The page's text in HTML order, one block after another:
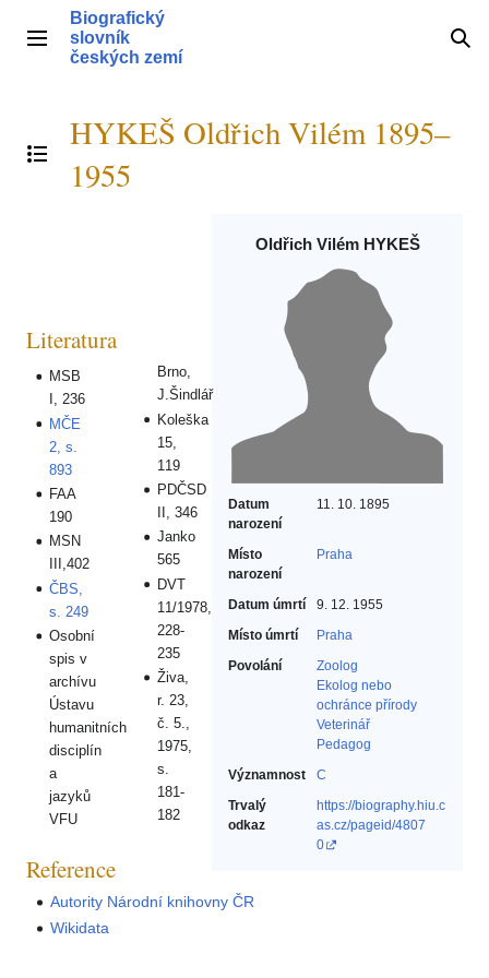
obsahHlavní menu
Biografický
slovník
českých zemí
Přepnout obsah
HYKEŠ Oldřich Vilém 1895–
1955
Oldřich Vilém HYKEŠ
Datum
narození
11. 10. 1895
Místo
narození
Praha
Datum úmrtí
9. 12. 1955
Místo úmrtí
Praha
Povolání
Zoolog‎
Ekolog nebo
ochránce přírody‎
Veterinář‎
Pedagog‎
Významnost
C
Trvalý
odkaz
https://biography.hiu.c
as.cz/pageid/4807
0
Literatura
MSB
I, 236
MČE
2, s.
893
FAA
190
MSN
III,402
ČBS,
s. 249
Osobní
spis v
archívu
Ústavu
humanitních
disciplín
a
jazyků
VFU
Brno,
J.Šindlář
Koleška
15,
119
PDČSD
II, 346
Janko
565
DVT
11/1978,
228-
235
Živa,
r. 23,
č. 5.,
1975,
s.
181-
182
Reference
Autority Národní knihovny ČR
Wikidata